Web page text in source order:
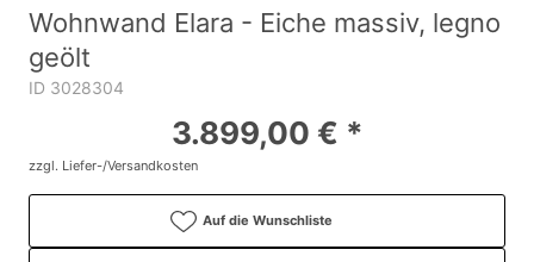
Wohnwand Elara - Eiche massiv, legno
geölt
ID 3028304
3.899,00 € *
zzgl. Liefer-/Versandkosten
Auf die Wunschliste